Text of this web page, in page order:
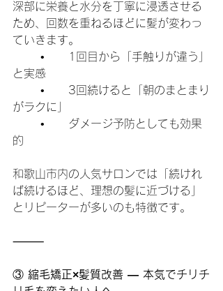
深部に栄養と水分を丁寧に浸透させる
ため、回数を重ねるほどに髪が変わっ
ていきます。
と実感
がラクに」
的
和歌山市内の人気サロンでは「続けれ
ば続けるほど、理想の髪に近づける」
とリピーターが多いのも特徴です。
⸻
③ 縮毛矯正×髪質改善 ― 本気でチリチ